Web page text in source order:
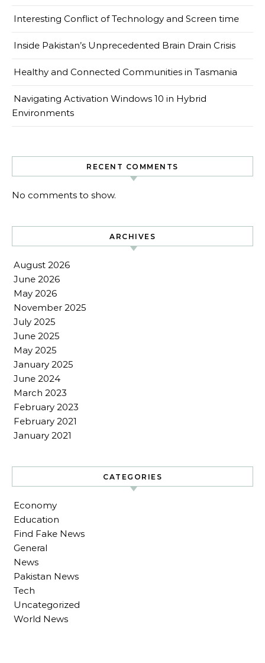
Interesting Conflict of Technology and Screen time
Inside Pakistan’s Unprecedented Brain Drain Crisis
Healthy and Connected Communities in Tasmania
Navigating Activation Windows 10 in Hybrid
Environments
RECENT COMMENTS
No comments to show.
ARCHIVES
August 2026
June 2026
May 2026
November 2025
July 2025
June 2025
May 2025
January 2025
June 2024
March 2023
February 2023
February 2021
January 2021
CATEGORIES
Economy
Education
Find Fake News
General
News
Pakistan News
Tech
Uncategorized
World News